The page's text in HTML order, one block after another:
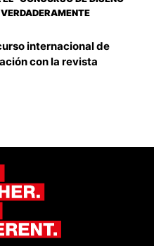
internacional de
con la revista